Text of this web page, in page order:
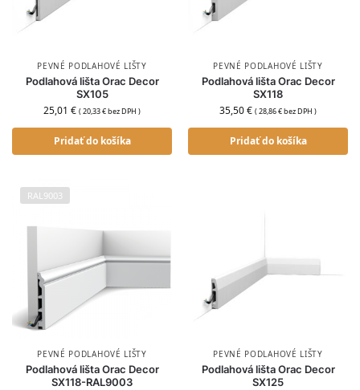
PEVNÉ PODLAHOVÉ LIŠTY
Podlahová lišta Orac Decor
SX105
25,01 € (20,33€bez DPH )
Pridať do košíka
PEVNÉ PODLAHOVÉ LIŠTY
Podlahová lišta Orac Decor
SX118
35,50€ (28,86€bez DPH )
Pridať do košíka
RAL9003
PEVNÉ PODLAHOVÉ LIŠTY
Podlahová lišta Orac Decor
SX118-RAL9003
PEVNÉ PODLAHOVÉ LIŠTY
Podlahová lišta Orac Decor
SX125